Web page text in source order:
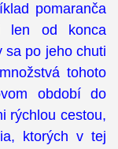
pomaranča
len od konca
sa po jeho chuti
tohoto
období do
rýchlou cestou,
ktorých v tej